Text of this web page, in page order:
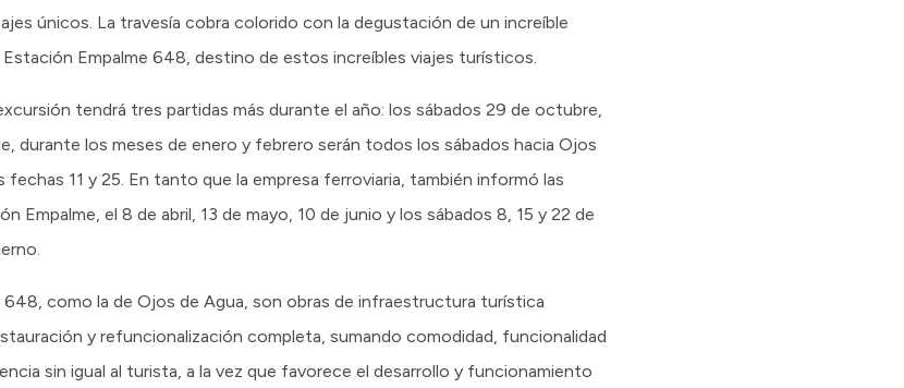
únicos. La travesía cobra colorido con la degustación de un increíble
Empalme 648, destino de estos increíbles viajes turísticos.
tendrá tres partidas más durante el año: los sábados 29 de octubre,
durante los meses de enero y febrero serán todos los sábados hacia Ojos
11 y 25. En tanto que la empresa ferroviaria, también informó las
Empalme, el 8 de abril, 13 de mayo, 10 de junio y los sábados 8, 15 y 22 de
como la de Ojos de Agua, son obras de infraestructura turística
y refuncionalización completa, sumando comodidad, funcionalidad
sin igual al turista, a la vez que favorece el desarrollo y funcionamiento